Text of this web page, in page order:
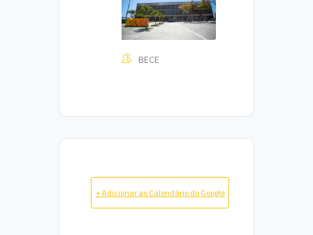
BECE
+ Adicionar ao Calendário do Google